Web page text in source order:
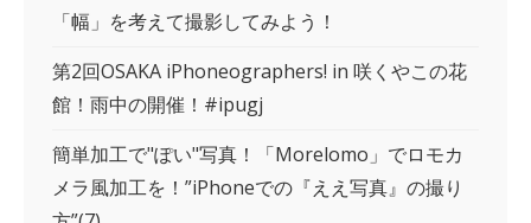
「幅」を考えて撮影してみよう！
第2回OSAKA iPhoneographers! in 咲くやこの花
館！雨中の開催！#ipugj
簡単加工で"ぽい"写真！「Morelomo」でロモカ
メラ風加工を！”iPhoneでの『ええ写真』の撮り